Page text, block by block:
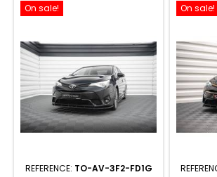
On sale!
REFERENCE: TO-AV-3F2-FD1G
On sale!